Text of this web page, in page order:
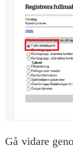
Gå vidare